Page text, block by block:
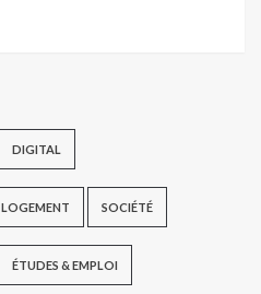
DIGITAL
LOGEMENT SOCIÉTÉ
ÉTUDES & EMPLOI